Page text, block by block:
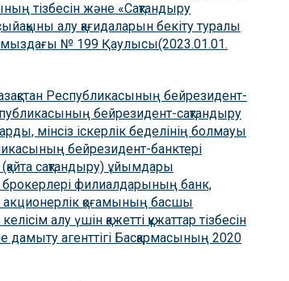
тізбесін және «Сақтандыру
алу қағидаларын бекіту туралы
№ 199 Қаулысы(2023.01.01.
Республикасының бейрезидент-
бейрезидент-сақтандыру
мінсіз іскерлік беделінің болмауы
бейрезидент-банктері
сақтандыру) ұйымдары
филиалдарының банк,
акционерлік қоғамының басшы
алу үшін қажетті құжаттар тізбесін
агенттігі Басқармасының 2020